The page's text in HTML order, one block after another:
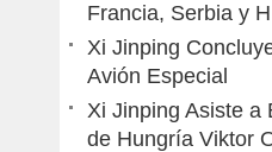
Francia, Serbia y
Xi Jinping
Avión Especial
Xi Jinping Asiste a
de Hungría Viktor